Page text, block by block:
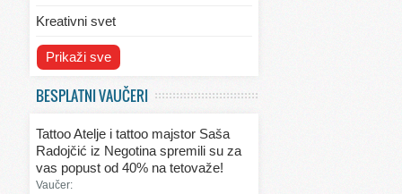
Kreativni svet
Svet ekologije
Svet kulinarstva
Svet lepote
Prikaži sve
BESPLATNI VAUČERI
Tattoo Atelje i tattoo majstor Saša
Radojčić iz Negotina spremili su za
vas popust od 40% na tetovaže!
Vaučer: